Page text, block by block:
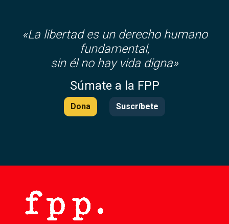
«La libertad es un derecho humano
fundamental,
sin él no hay vida digna»
Súmate a la FPP
Dona Suscríbete